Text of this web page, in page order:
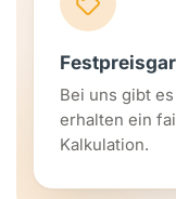
Bei uns gibt
erhalten ein
Kalkulation.